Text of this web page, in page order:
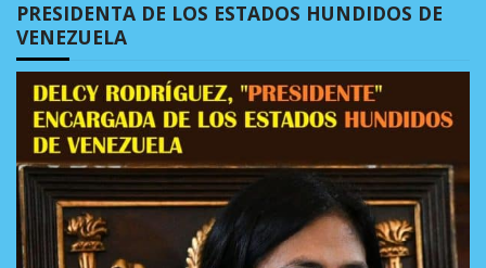
PRESIDENTA DE LOS ESTADOS HUNDIDOS DE
VENEZUELA